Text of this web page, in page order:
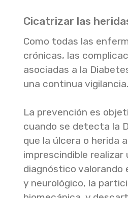
Cicatrizar las
Como todas las
crónicas, las
asociadas a la
una continua vigilancia.
La prevención es
cuando se detecta la
que la úlcera o herida
imprescindible
diagnóstico valorando
y neurológico, la